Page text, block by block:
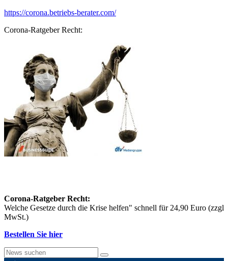
https://corona.betriebs-berater.com/
Corona-Ratgeber Recht:
Corona-Ratgeber Recht:
Welche Gesetze durch die Krise helfen" schnell für 24,90 Euro (zzgl
MwSt.)
Bestellen Sie hier